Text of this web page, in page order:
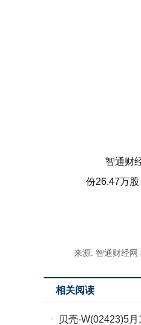
智通财
份26.47万股
来源: 智通财经网
相关阅读
贝壳-W(02423)5